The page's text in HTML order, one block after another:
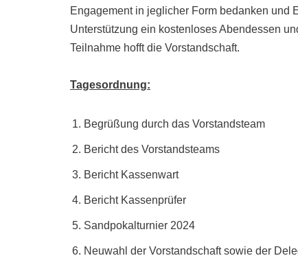
Engagement in jeglicher Form bedanken und
Unterstützung ein kostenloses Abendessen
Teilnahme hofft die Vorstandschaft.
Tagesordnung:
Begrüßung durch das Vorstandsteam
Bericht des Vorstandsteams
Bericht Kassenwart
Bericht Kassenprüfer
Sandpokalturnier 2024
Neuwahl der Vorstandschaft sowie der